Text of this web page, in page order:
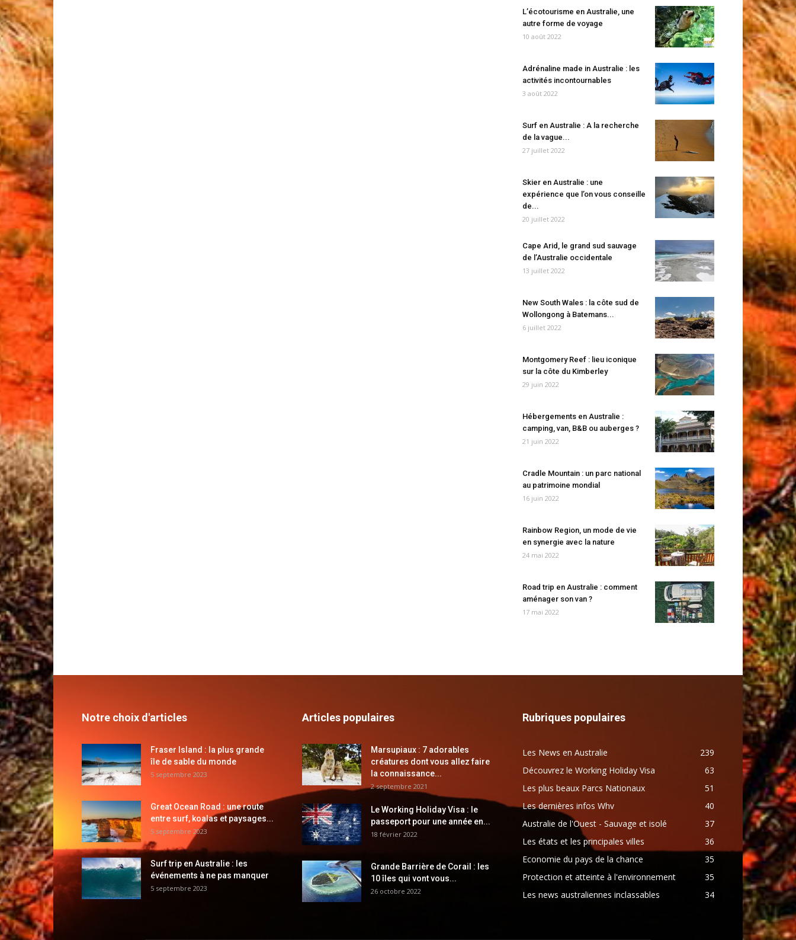
L’écotourisme en Australie, une
autre forme de voyage
10 août 2022
Adrénaline made in Australie : les
activités incontournables
3 août 2022
Surf en Australie : A la recherche
de la vague...
27 juillet 2022
Skier en Australie : une
expérience que l’on vous conseille
de...
20 juillet 2022
Cape Arid, le grand sud sauvage
de l’Australie occidentale
13 juillet 2022
New South Wales : la côte sud de
Wollongong à Batemans...
6 juillet 2022
Montgomery Reef : lieu iconique
sur la côte du Kimberley
29 juin 2022
Hébergements en Australie :
camping, van, B&B ou auberges ?
21 juin 2022
Cradle Mountain : un parc national
au patrimoine mondial
16 juin 2022
Rainbow Region, un mode de vie
en synergie avec la nature
24 mai 2022
Road trip en Australie : comment
aménager son van ?
17 mai 2022
Notre choix d'articles
Fraser Island : la plus grande
île de sable du monde
5 septembre 2023
Great Ocean Road : une route
entre surf, koalas et paysages...
5 septembre 2023
Surf trip en Australie : les
événements à ne pas manquer
5 septembre 2023
Articles populaires
Marsupiaux : 7 adorables
créatures dont vous allez faire
la connaissance...
2 septembre 2021
Le Working Holiday Visa : le
passeport pour une année en...
18 février 2022
Grande Barrière de Corail : les
10 îles qui vont vous...
26 octobre 2022
Rubriques populaires
Les News en Australie
239
Découvrez le Working Holiday Visa
63
Les plus beaux Parcs Nationaux
51
Les dernières infos Whv
40
Australie de l'Ouest - Sauvage et isolé
37
Les états et les principales villes
36
Economie du pays de la chance
35
Protection et atteinte à l'environnement
35
Les news australiennes inclassables
34